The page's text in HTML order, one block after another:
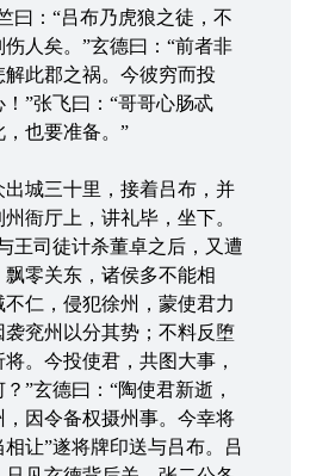
曰：“吕布乃虎狼之徒，不
人矣。”玄德曰：“前者非
此郡之祸。今彼穷而投
”张飞曰：“哥哥心肠忒
也要准备。”
城三十里，接着吕布，并
衙厅上，讲礼毕，坐下。
王司徒计杀董卓之后，又遭
零关东，诸侯多不能相
仁，侵犯徐州，蒙使君力
袭兖州以分其势；不料反堕
。今投使君，共图大事，
”玄德曰：“陶使君新逝，
，因令备权摄州事。今幸将
让”遂将牌印送与吕布。吕